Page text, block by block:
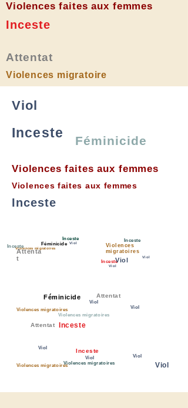
Violences faites aux femmes
Inceste
Attentat
Violences migratoire
Viol
Inceste
Féminicide
Violences faites aux femmes
Violences faites aux femmes
Inceste
Inceste
Viol
Féminicide
Violences migratoires
Inceste
Attenta
t
Inceste
Violences
migratoires
Inceste
Viol
Viol Viol
Inceste
Viol
Attentat
Violences migratoires
Attentat
Féminicide
Viol
Violences migratoires
Viol
Violences migratoires
Viol
Viol Inceste
Viol
Violences migratoires